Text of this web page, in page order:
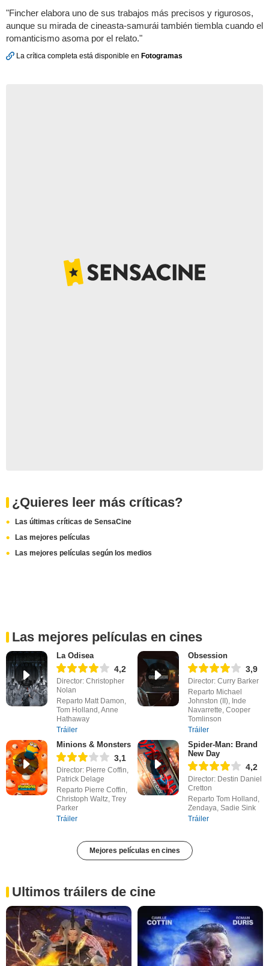
"Fincher elabora uno de sus trabajos más precisos y rigurosos,
aunque su mirada de cineasta-samurái también tiembla cuando el
romanticismo asoma por el relato."
La crítica completa está disponible en Fotogramas
¿Quieres leer más críticas?
Las últimas críticas de SensaCine
Las mejores películas
Las mejores películas según los medios
Las mejores películas en cines
La Odisea
4,2
Director: Christopher
Nolan
Reparto Matt Damon,
Tom Holland, Anne
Hathaway
Tráiler
Obsession
3,9
Director: Curry Barker
Reparto Michael
Johnston (II), Inde
Navarrette, Cooper
Tomlinson
Tráiler
Minions & Monsters
3,1
Director: Pierre Coffin,
Patrick Delage
Reparto Pierre Coffin,
Christoph Waltz, Trey
Parker
Tráiler
Spider-Man: Brand
New Day
4,2
Director: Destin Daniel
Cretton
Reparto Tom Holland,
Zendaya, Sadie Sink
Tráiler
Mejores películas en cines
Ultimos tráilers de cine